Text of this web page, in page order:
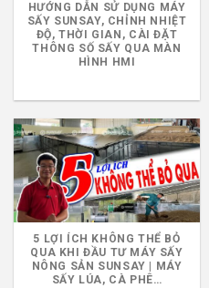
HƯỚNG DẪN SỬ DỤNG MÁY
SẤY SUNSAY, CHỈNH NHIỆT
ĐỘ, THỜI GIAN, CÀI ĐẶT
THÔNG SỐ SẤY QUA MÀN
HÌNH HMI
5 LỢI ÍCH KHÔNG THỂ BỎ
QUA KHI ĐẦU TƯ MÁY SẤY
NÔNG SẢN SUNSAY | MÁY
SẤY LÚA, CÀ PHÊ…